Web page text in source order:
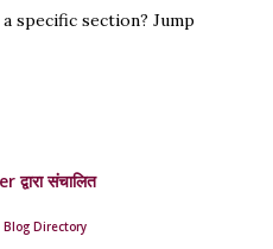
specific section? Jump
vich paanwan, Ve loka
yaadan de paanwan. Charkhe
द्वारा संचालित
Blog Directory